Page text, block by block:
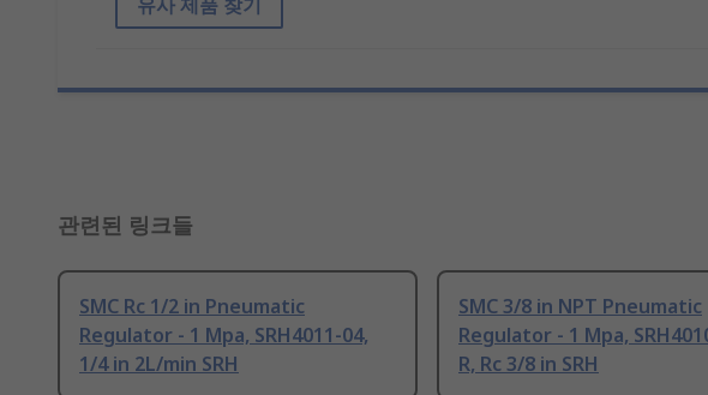
관련된 링크들
SMC Rc 1/2 in Pneumatic
Regulator - 1 Mpa, SRH4011-04,
1/4 in 2L/min SRH
SMC 3/8 in NPT Pneumatic
Regulator - 1 Mpa,
R, Rc 3/8 in SRH